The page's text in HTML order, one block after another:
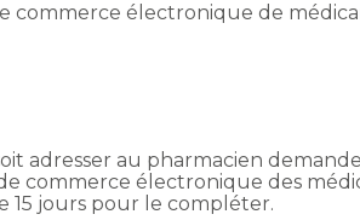
commerce électronique de
adresser au pharmacien
commerce électronique des
15 jours pour le compléter.